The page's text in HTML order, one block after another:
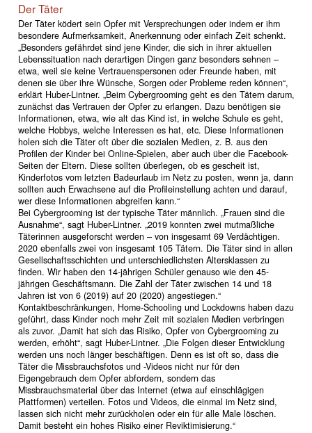
Der Täter
Der Täter ködert sein Opfer mit Versprechungen oder indem er ihm
besondere Aufmerksamkeit, Anerkennung oder einfach Zeit schenkt.
„Besonders gefährdet sind jene Kinder, die sich in ihrer aktuellen
Lebenssituation nach derartigen Dingen ganz besonders sehnen –
etwa, weil sie keine Vertrauenspersonen oder Freunde haben, mit
denen sie über ihre Wünsche, Sorgen oder Probleme reden können“,
erklärt Huber-Lintner. „Beim Cybergrooming geht es den Tätern darum,
zunächst das Vertrauen der Opfer zu erlangen. Dazu benötigen sie
Informationen, etwa, wie alt das Kind ist, in welche Schule es geht,
welche Hobbys, welche Interessen es hat, etc. Diese Informationen
holen sich die Täter oft über die sozialen Medien, z. B. aus den
Profilen der Kinder bei Online-Spielen, aber auch über die Facebook-
Seiten der Eltern. Diese sollten überlegen, ob es gescheit ist,
Kinderfotos vom letzten Badeurlaub im Netz zu posten, wenn ja, dann
sollten auch Erwachsene auf die Profileinstellung achten und darauf,
wer diese Informationen abgreifen kann.“
Bei Cybergrooming ist der typische Täter männlich. „Frauen sind die
Ausnahme“, sagt Huber-Lintner. „2019 konnten zwei mutmaßliche
Täterinnen ausgeforscht werden – von insgesamt 69 Verdächtigen.
2020 ebenfalls zwei von insgesamt 105 Tätern. Die Täter sind in allen
Gesellschaftsschichten und unterschiedlichsten Altersklassen zu
finden. Wir haben den 14-jährigen Schüler genauso wie den 45-
jährigen Geschäftsmann. Die Zahl der Täter zwischen 14 und 18
Jahren ist von 6 (2019) auf 20 (2020) angestiegen.“
Kontaktbeschränkungen, Home-Schooling und Lockdowns haben dazu
geführt, dass Kinder noch mehr Zeit mit sozialen Medien verbringen
als zuvor. „Damit hat sich das Risiko, Opfer von Cybergrooming zu
werden, erhöht“, sagt Huber-Lintner. „Die Folgen dieser Entwicklung
werden uns noch länger beschäftigen. Denn es ist oft so, dass die
Täter die Missbrauchsfotos und -Videos nicht nur für den
Eigengebrauch dem Opfer abfordern, sondern das
Missbrauchsmaterial über das Internet (etwa auf einschlägigen
Plattformen) verteilen. Fotos und Videos, die einmal im Netz sind,
lassen sich nicht mehr zurückholen oder ein für alle Male löschen.
Damit besteht ein hohes Risiko einer Reviktimisierung.“